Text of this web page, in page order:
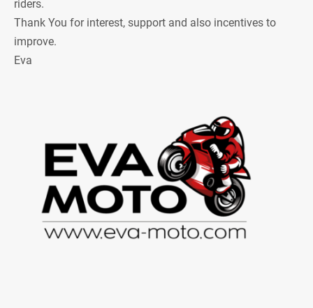
riders.
Thank You for interest, support and also incentives to
improve.
Eva